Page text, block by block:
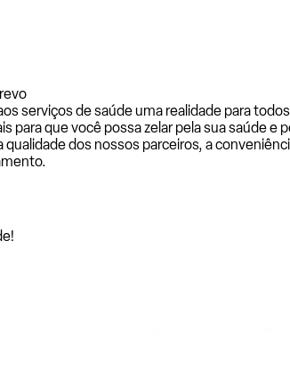
serviços de saúde uma realidade para
que você possa zelar pela sua saúde
dos nossos parceiros, a